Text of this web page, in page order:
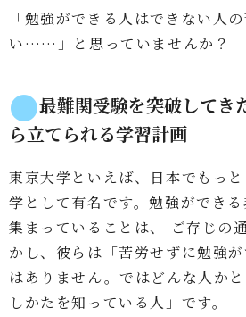
「勉強ができる人はできない人
い……」と思っていませんか？
最難関受験を突破してき
ら立てられる学習計画
東京大学といえば、日本でもっ
学として有名です。勉強ができ
集まっていることは、 ご存じの
かし、彼らは「苦労せずに勉強
はありません。ではどんな人か
しかたを知っている人」です。